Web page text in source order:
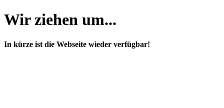
Wir ziehen um...
In kürze ist die Webseite wieder verfügbar!